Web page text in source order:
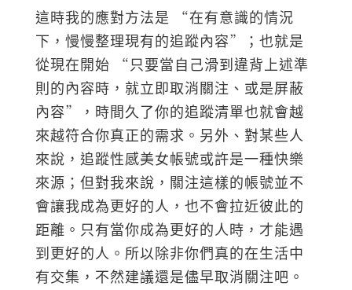
這時我的應對方法是 “在有意識的情況
下，慢慢整理現有的追蹤內容”；也就是
從現在開始 “只要當自己滑到違背上述準
則的內容時，就立即取消關注、或是屏蔽
內容”，時間久了你的追蹤清單也就會越
來越符合你真正的需求。另外、對某些人
來說，追蹤性感美女帳號或許是一種快樂
來源；但對我來說，關注這樣的帳號並不
會讓我成為更好的人，也不會拉近彼此的
距離。只有當你成為更好的人時，才能遇
到更好的人。所以除非你們真的在生活中
有交集，不然建議還是儘早取消關注吧。